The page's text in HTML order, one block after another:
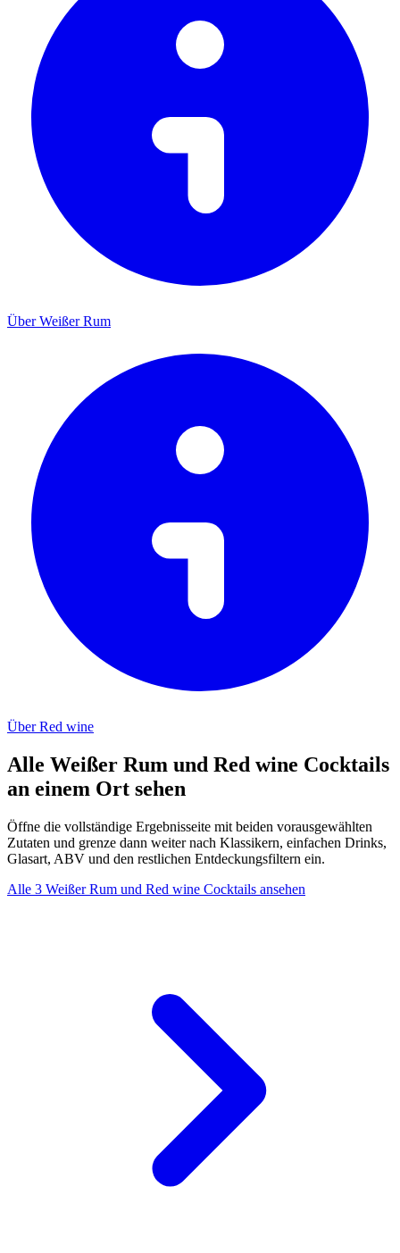
Über Weißer Rum
Über Red wine
Alle Weißer Rum und Red wine Cocktails
an einem Ort sehen
Öffne die vollständige Ergebnisseite mit beiden vorausgewählten
Zutaten und grenze dann weiter nach Klassikern, einfachen Drinks,
Glasart, ABV und den restlichen Entdeckungsfiltern ein.
Alle 3 Weißer Rum und Red wine Cocktails ansehen